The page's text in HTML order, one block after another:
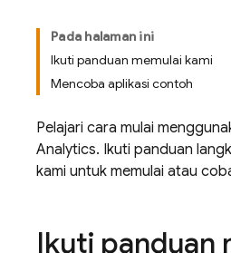
Pada halaman ini
Ikuti panduan memulai kami
Mencoba aplikasi contoh
Pelajari cara mulai
Analytics. Ikuti panduan
kami untuk memulai atau
Ikuti panduan